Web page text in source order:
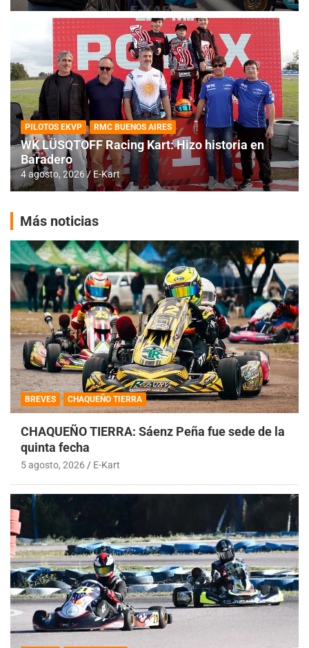
PILOTOS EKVP RMC BUENOS AIRES
WK LÜSQTOFF Racing Kart: Hizo historia en
Baradero
4 agosto, 2026 E-Kart
Más noticias
BREVES CHAQUEÑO TIERRA
CHAQUEÑO TIERRA: Sáenz Peña fue sede de la
quinta fecha
5 agosto, 2026 E-Kart